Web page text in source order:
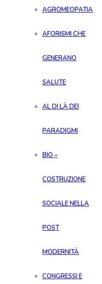
AGROMEOPATIA
AFORISMI CHE
GENERANO
SALUTE
AL DI LÀ DEI
PARADIGMI
BIO –
COSTRUZIONE
SOCIALE NELLA
POST
MODERNITÀ
CONGRESSI E